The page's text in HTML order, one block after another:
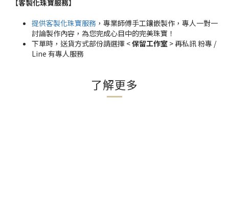
【客製化珠寶服務】
提供客製化珠寶服務 ，專業師傅手工鑲嵌製作，專人一對一
討論製作內容，為您完成心目中的完美珠寶！
下單時，送貨方式部份請選擇 <保留工作室 > 再私訊 粉專 /
Line 有專人服務
了解更多